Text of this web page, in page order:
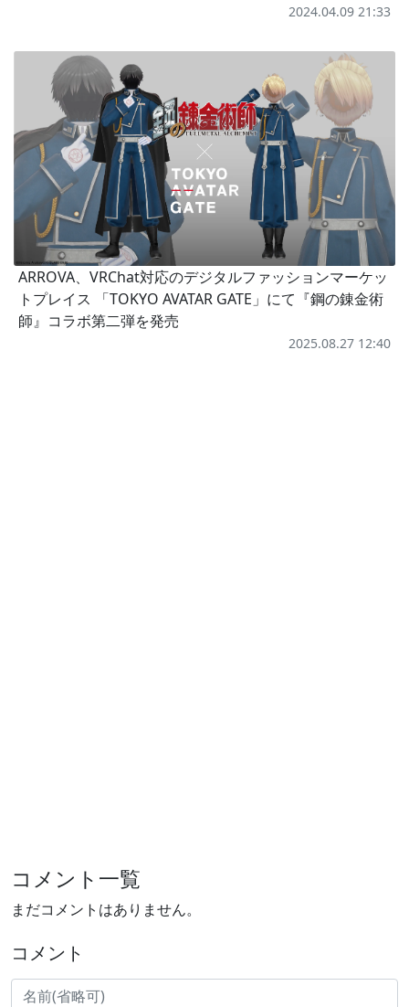
2024.04.09 21:33
ARROVA、VRChat対応のデジタルファッションマーケッ
トプレイス 「TOKYO AVATAR GATE」にて『鋼の錬金術
師』コラボ第二弾を発売
2025.08.27 12:40
コメント一覧
まだコメントはありません。
コメント